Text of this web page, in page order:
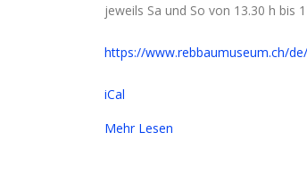
jeweils Sa und So von 13.30 h bis
https://www.rebbaumuseum.ch/de/
iCal
Mehr Lesen